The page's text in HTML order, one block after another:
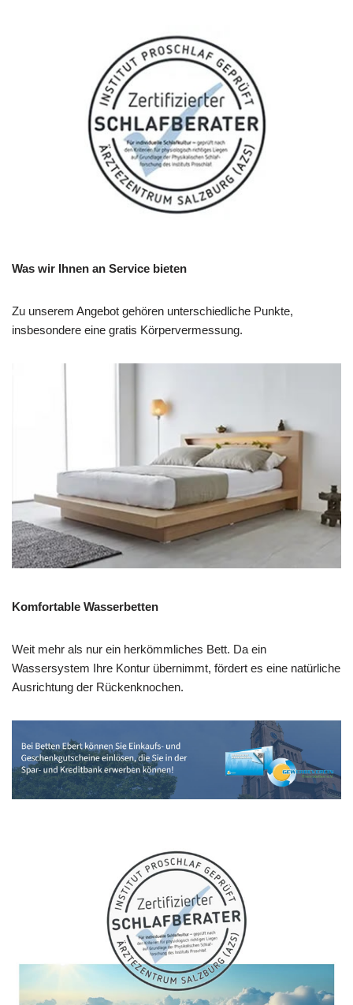
Was wir Ihnen an Service bieten
Zu unserem Angebot gehören unterschiedliche Punkte,
insbesondere eine gratis Körpervermessung.
Komfortable Wasserbetten
Weit mehr als nur ein herkömmliches Bett. Da ein
Wassersystem Ihre Kontur übernimmt, fördert es eine natürliche
Ausrichtung der Rückenknochen.